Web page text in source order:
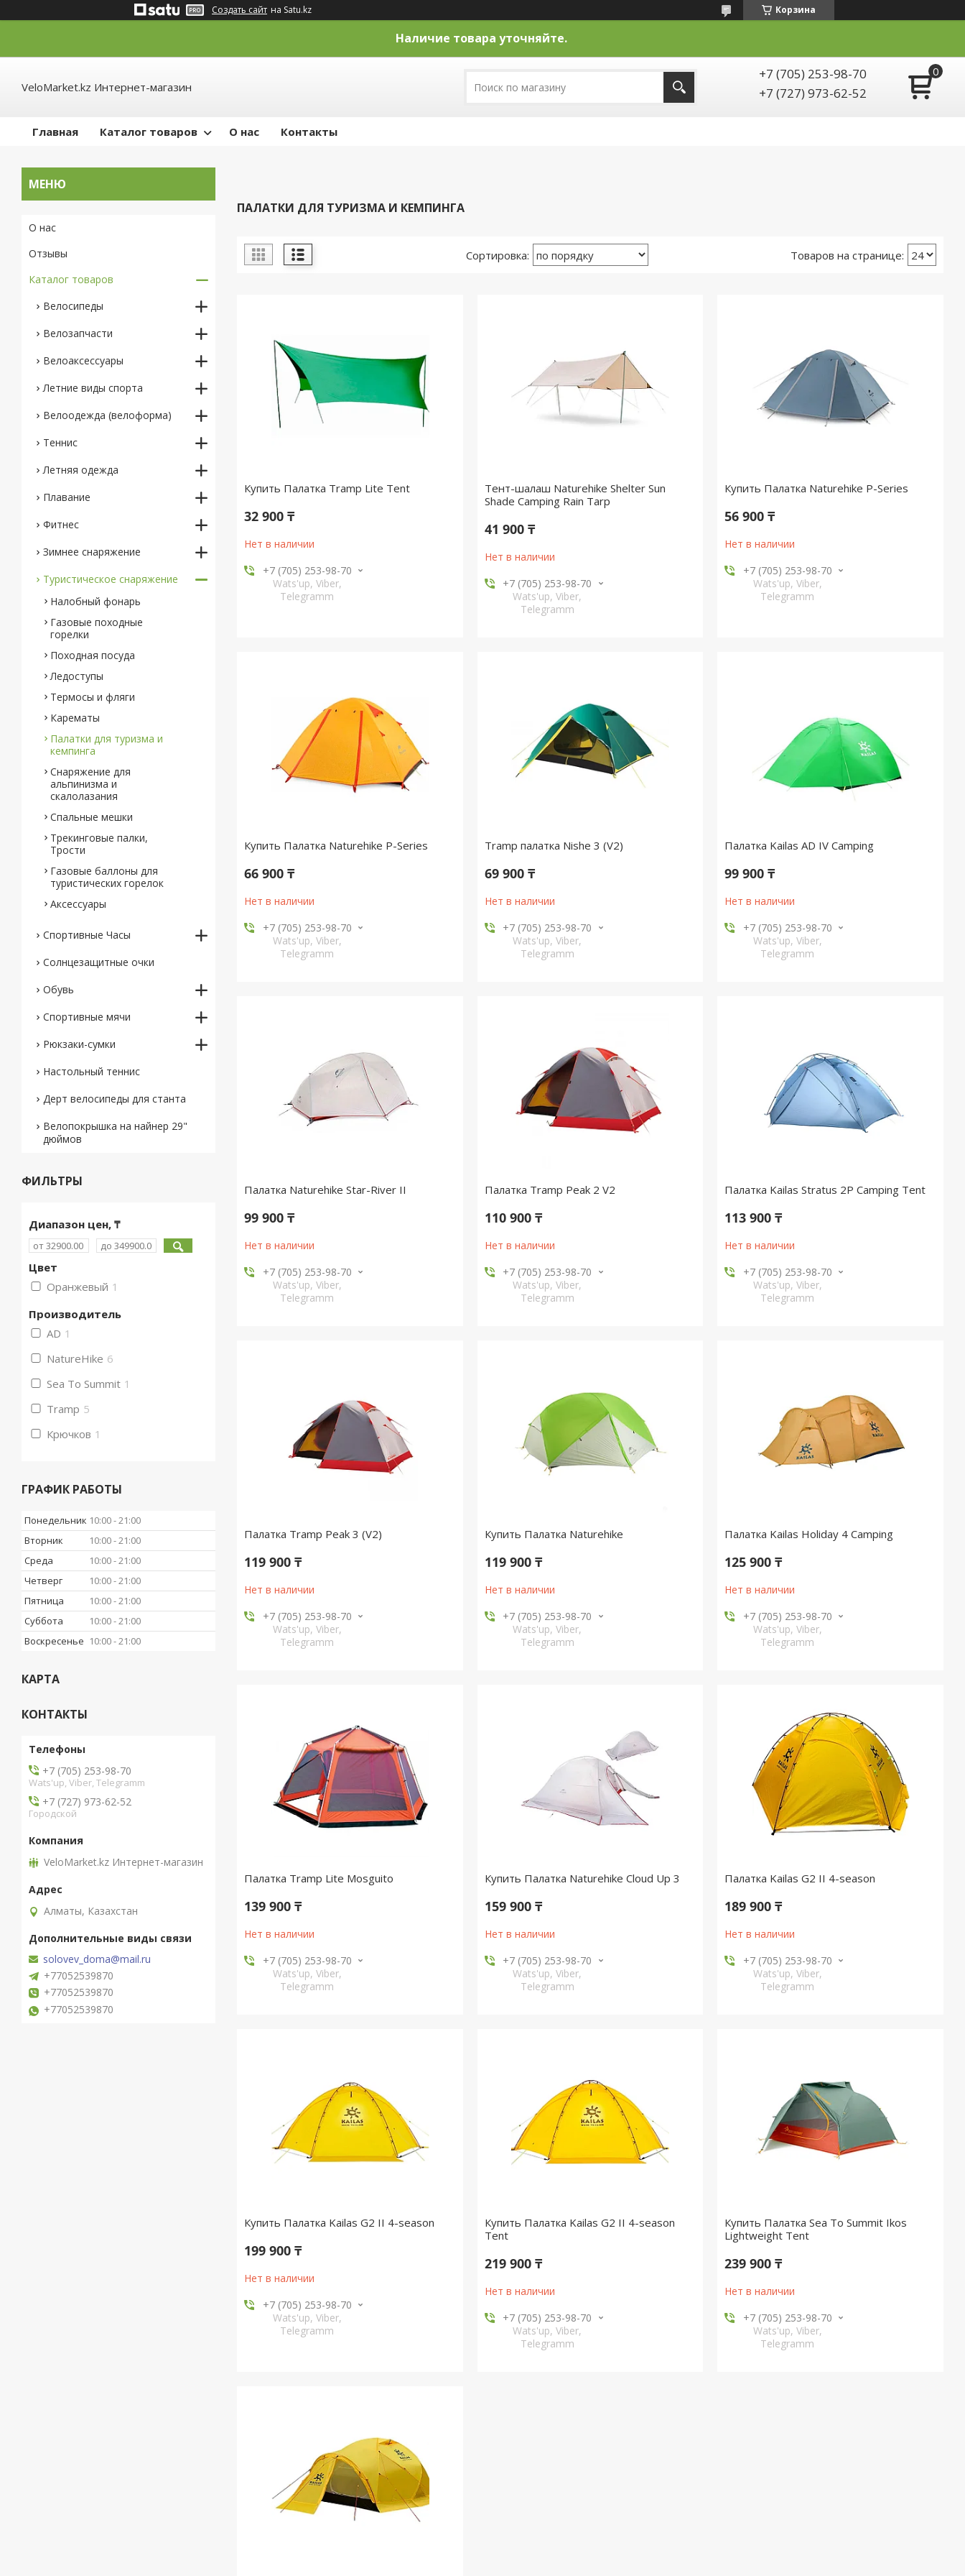
Создать сайт на Satu.kz Корзина
Наличие товара уточняйте.
VeloMarket.kz Интернет-магазин
+7 (705) 253-98-70
+7 (727) 973-62-52
Главная Каталог товаров О нас Контакты
ПАЛАТКИ ДЛЯ ТУРИЗМА И КЕМПИНГА
Купить Палатка Tramp Lite Tent
32 900 ₸
Нет в наличии
+7 (705) 253-98-70
Wats'up, Viber,
Telegramm
Тент-шалаш Naturehike Shelter Sun
Shade Camping Rain Tarp
41 900 ₸
Нет в наличии
+7 (705) 253-98-70
Wats'up, Viber,
Telegramm
Купить Палатка Naturehike P-Series
56 900 ₸
Нет в наличии
+7 (705) 253-98-70
Wats'up, Viber,
Telegramm
Купить Палатка Naturehike P-Series
66 900 ₸
Нет в наличии
+7 (705) 253-98-70
Wats'up, Viber,
Telegramm
Tramp палатка Nishe 3 (V2)
69 900 ₸
Нет в наличии
+7 (705) 253-98-70
Wats'up, Viber,
Telegramm
Палатка Kailas AD IV Camping
99 900 ₸
Нет в наличии
+7 (705) 253-98-70
Wats'up, Viber,
Telegramm
Палатка Naturehike Star-River II
99 900 ₸
Нет в наличии
+7 (705) 253-98-70
Wats'up, Viber,
Telegramm
Палатка Tramp Peak 2 V2
110 900 ₸
Нет в наличии
+7 (705) 253-98-70
Wats'up, Viber,
Telegramm
Палатка Kailas Stratus 2P Camping Tent
113 900 ₸
Нет в наличии
+7 (705) 253-98-70
Wats'up, Viber,
Telegramm
Палатка Tramp Peak 3 (V2)
119 900 ₸
Нет в наличии
+7 (705) 253-98-70
Wats'up, Viber,
Telegramm
Купить Палатка Naturehike
119 900 ₸
Нет в наличии
+7 (705) 253-98-70
Wats'up, Viber,
Telegramm
Палатка Kailas Holiday 4 Camping
125 900 ₸
Нет в наличии
+7 (705) 253-98-70
Wats'up, Viber,
Telegramm
Палатка Tramp Lite Mosguito
139 900 ₸
Нет в наличии
+7 (705) 253-98-70
Wats'up, Viber,
Telegramm
Купить Палатка Naturehike Cloud Up 3
159 900 ₸
Нет в наличии
+7 (705) 253-98-70
Wats'up, Viber,
Telegramm
Палатка Kailas G2 II 4-season
189 900 ₸
Нет в наличии
+7 (705) 253-98-70
Wats'up, Viber,
Telegramm
Купить Палатка Kailas G2 II 4-season
199 900 ₸
Нет в наличии
+7 (705) 253-98-70
Wats'up, Viber,
Telegramm
Купить Палатка Kailas G2 II 4-season
Tent
219 900 ₸
Нет в наличии
+7 (705) 253-98-70
Wats'up, Viber,
Telegramm
Купить Палатка Sea To Summit Ikos
Lightweight Tent
239 900 ₸
Нет в наличии
+7 (705) 253-98-70
Wats'up, Viber,
Telegramm
О нас
Отзывы
Каталог товаров
Велосипеды
Велозапчасти
Велоаксессуары
Летние виды спорта
Велоодежда (велоформа)
Теннис
Летняя одежда
Плавание
Фитнес
Зимнее снаряжение
Туристическое снаряжение
Налобный фонарь
Газовые походные
горелки
Походная посуда
Ледоступы
Термосы и фляги
Карематы
Палатки для туризма и
кемпинга
Снаряжение для
альпинизма и
скалолазания
Спальные мешки
Трекинговые палки,
Трости
Газовые баллоны для
туристических горелок
Аксессуары
Спортивные Часы
Солнцезащитные очки
Обувь
Спортивные мячи
Рюкзаки-сумки
Настольный теннис
Дерт велосипеды для станта
Велопокрышка на найнер 29"
дюймов
ФИЛЬТРЫ
Диапазон цен, ₸
Цвет
Оранжевый 1
Производитель
AD 1
NatureHike 6
Sea To Summit 1
Tramp 5
Крючков 1
ГРАФИК РАБОТЫ
Понедельник 10:00 21:00
Вторник
10:00 21:00
Среда
10:00 21:00
Четверг
10:00 21:00
Пятница
10:00 21:00
Суббота
10:00 21:00
Воскресенье 10:00 21:00
КАРТА
КОНТАКТЫ
+7 (705) 253-98-70
Wats'up, Viber, Telegramm
+7 (727) 973-62-52
Городской
VeloMarket.kz Интернет-магазин
Алматы, Казахстан
solovev_doma@mail.ru
+77052539870
+77052539870
+77052539870